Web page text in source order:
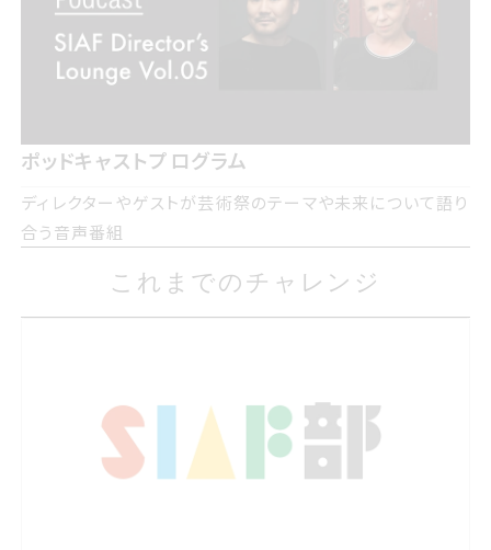
ポッドキャストプログラム
ディレクターやゲストが芸術祭のテーマや未来について語り
合う音声番組
これまでのチャレンジ
これまでのチャレンジ